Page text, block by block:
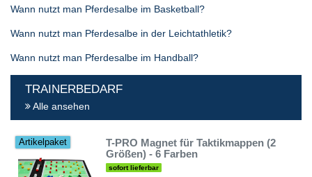
Wann nutzt man Pferdesalbe im Basketball?
Wann nutzt man Pferdesalbe in der Leichtathletik?
Wann nutzt man Pferdesalbe im Handball?
TRAINERBEDARF
Alle ansehen
Artikelpaket
T-PRO Magnet für Taktikmappen (2
Größen) - 6 Farben
sofort lieferbar